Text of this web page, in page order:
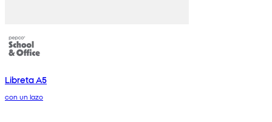
Libreta A5
con un lazo